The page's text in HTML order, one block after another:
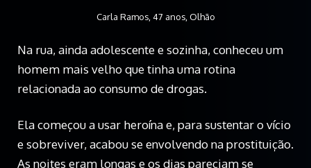
Carla Ramos, 47 anos, Olhão
Na rua, ainda adolescente e sozinha, conheceu um
homem mais velho que tinha uma rotina
relacionada ao consumo de drogas.
Ela começou a usar heroína e, para sustentar o vício
e sobreviver, acabou se envolvendo na prostituição.
As noites eram longas e os dias pareciam se